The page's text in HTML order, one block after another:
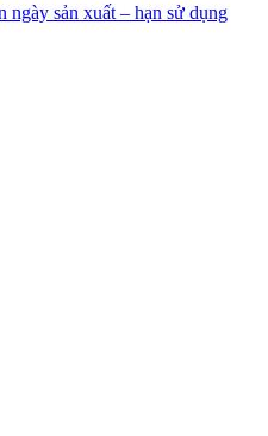
sản xuất – hạn sử dụng